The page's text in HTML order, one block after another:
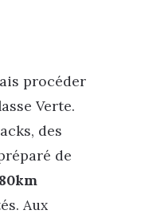
procéder
Verte.
des
de
Aux